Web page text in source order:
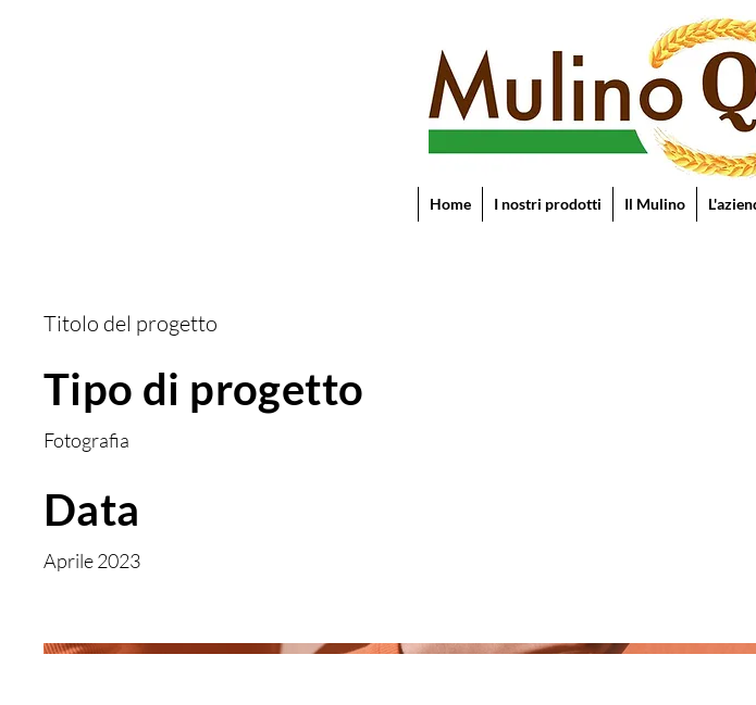
Home I nostri prodotti Il Mulino
Titolo del progetto
Tipo di progetto
Fotografia
Data
Aprile 2023